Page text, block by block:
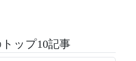
トップ10記事